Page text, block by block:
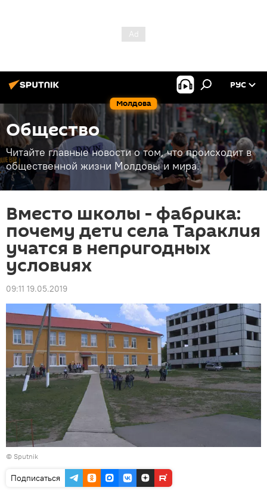
Молдова
РУС
Общество
Читайте главные новости о том, что происходит в
общественной жизни Молдовы и мира.
Вместо школы - фабрика:
почему дети села Тараклия
учатся в непригодных
условиях
09:11 19.05.2019
© Sputnik
Подписаться